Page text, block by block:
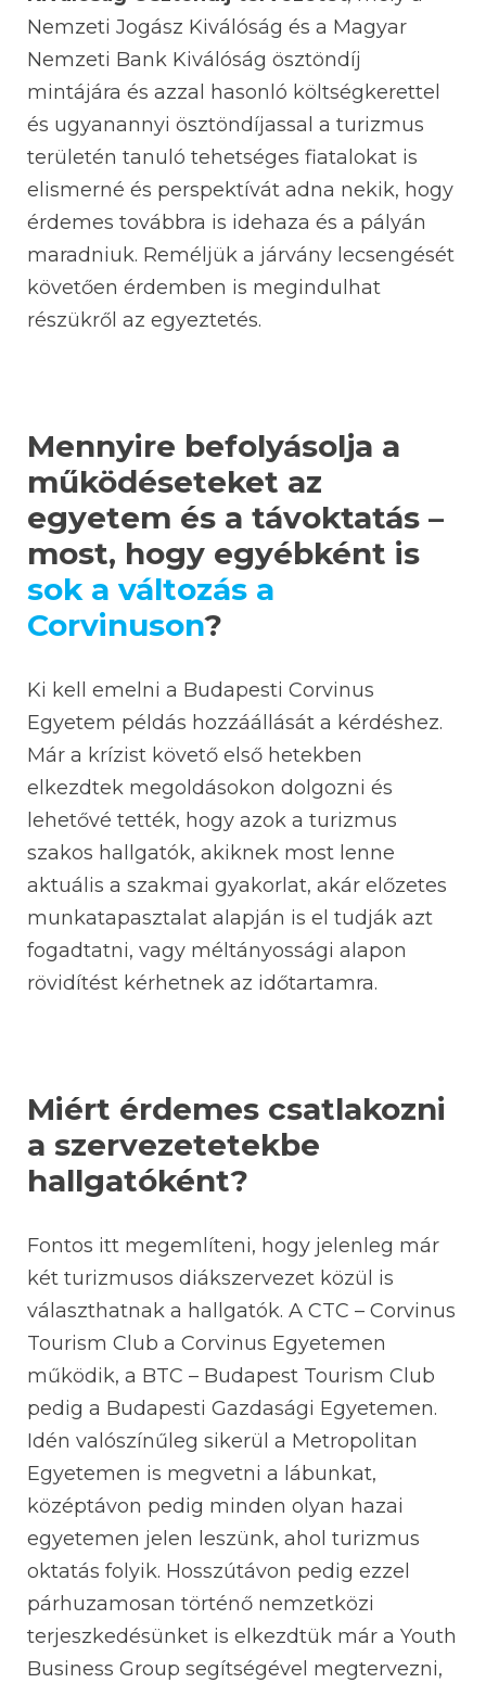
Nemzeti Jogász Kiválóság és a Magyar
Nemzeti Bank Kiválóság ösztöndíj
mintájára és azzal hasonló költségkerettel
és ugyanannyi ösztöndíjassal a turizmus
területén tanuló tehetséges fiatalokat is
elismerné és perspektívát adna nekik, hogy
érdemes továbbra is idehaza és a pályán
maradniuk. Reméljük a járvány lecsengését
követően érdemben is megindulhat
részükről az egyeztetés.
Mennyire befolyásolja a
működéseteket az
egyetem és a távoktatás –
most, hogy egyébként is
sok a változás a
Corvinuson?
Ki kell emelni a Budapesti Corvinus
Egyetem példás hozzáállását a kérdéshez.
Már a krízist követő első hetekben
elkezdtek megoldásokon dolgozni és
lehetővé tették, hogy azok a turizmus
szakos hallgatók, akiknek most lenne
aktuális a szakmai gyakorlat, akár előzetes
munkatapasztalat alapján is el tudják azt
fogadtatni, vagy méltányossági alapon
rövidítést kérhetnek az időtartamra.
Miért érdemes csatlakozni
a szervezetetekbe
hallgatóként?
Fontos itt megemlíteni, hogy jelenleg már
két turizmusos diákszervezet közül is
választhatnak a hallgatók. A CTC – Corvinus
Tourism Club a Corvinus Egyetemen
működik, a BTC – Budapest Tourism Club
pedig a Budapesti Gazdasági Egyetemen.
Idén valószínűleg sikerül a Metropolitan
Egyetemen is megvetni a lábunkat,
középtávon pedig minden olyan hazai
egyetemen jelen leszünk, ahol turizmus
oktatás folyik. Hosszútávon pedig ezzel
párhuzamosan történő nemzetközi
terjeszkedésünket is elkezdtük már a Youth
Business Group segítségével megtervezni,